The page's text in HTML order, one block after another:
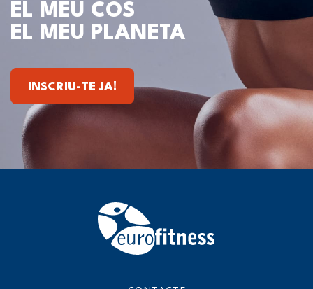
EL MEU COS
EL MEU PLANETA
INSCRIU-TE JA!